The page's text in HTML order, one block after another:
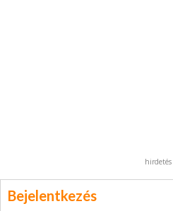
hirdetés
Bejelentkezés